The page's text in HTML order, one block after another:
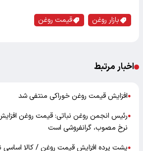
بازار روغن قیمت روغن
اخبار مرتبط
●افزایش قیمت روغن خوراکی منتفی شد
●رئیس انجمن روغن نباتی: قیمت روغن
نرخ مصوب، گرانفروشی است
●پشت پرده افزایش قیمت روغن / کالا اساسی